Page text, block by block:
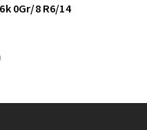
0Gr/8 R6/14